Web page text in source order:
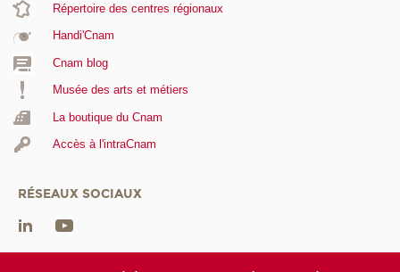
Répertoire des centres régionaux
Handi'Cnam
Cnam blog
Musée des arts et métiers
La boutique du Cnam
Accès à l'intraCnam
RÉSEAUX SOCIAUX